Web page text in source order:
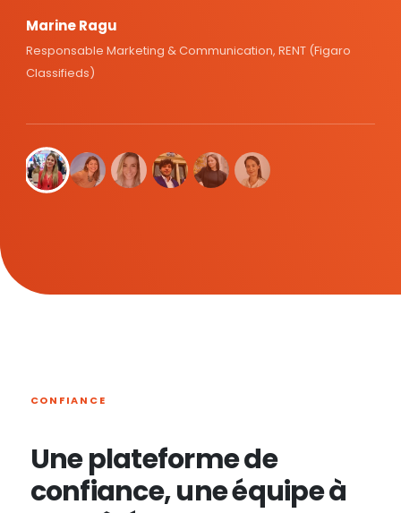
Marine Ragu
Responsable Marketing & Communication, RENT (Figaro
Classifieds)
CONFIANCE
Une plateforme de
confiance, une équipe à